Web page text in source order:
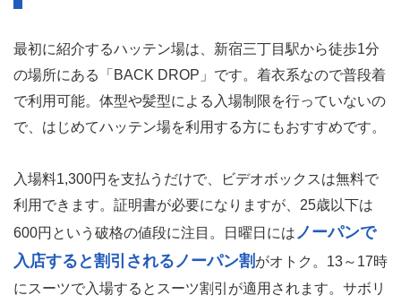
最初に紹介するハッテン場は、新宿三丁目駅から徒歩1分
の場所にある「BACK DROP」です。着衣系なので普段着
で利用可能。体型や髪型による入場制限を行っていないの
で、はじめてハッテン場を利用する方にもおすすめです。
入場料1,300円を支払うだけで、ビデオボックスは無料で
利用できます。証明書が必要になりますが、25歳以下は
600円という破格の値段に注目。日曜日には ノーパンで
入店すると割引されるノーパン割 がオトク。13～17時
にスーツで入場するとスーツ割引が適用されます。サボリ